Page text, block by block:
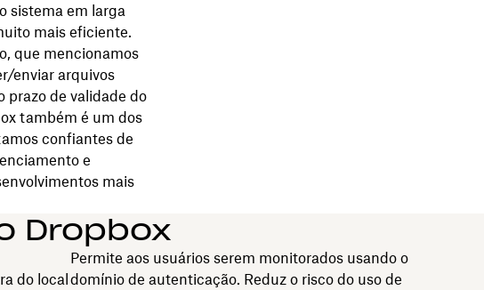
sistema em larga
mais eficiente.
que mencionamos
enviar arquivos
prazo de validade do
também é um dos
confiantes de
e
mais
Dropbox
do local
Permite aos usuários serem monitorados usando o
domínio de autenticação. Reduz o risco do uso de